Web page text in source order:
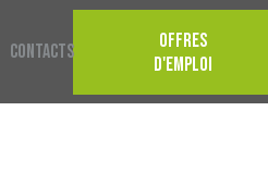
CONTACTS
OFFRES
D'EMPLOI